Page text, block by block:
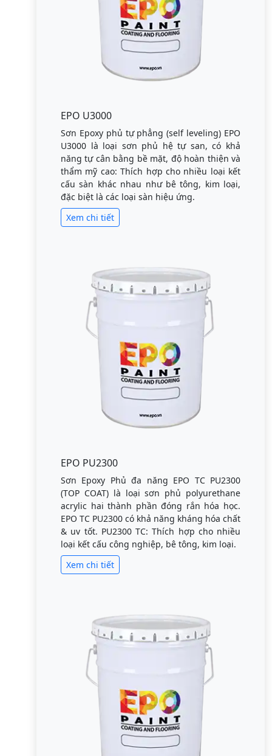
EPO U3000
Sơn Epoxy phủ tự phẳng (self leveling) EPO
U3000 là loại sơn phủ hệ tự san, có khả
năng tự cân bằng bề mặt, độ hoàn thiện và
thẩm mỹ cao: Thích hợp cho nhiều loại kết
cấu sàn khác nhau như bê tông, kim loại,
đặc biệt là các loại sàn hiệu ứng.
Xem chi tiết
EPO PU2300
Sơn Epoxy Phủ đa năng EPO TC PU2300
(TOP COAT) là loại sơn phủ polyurethane
acrylic hai thành phần đóng rắn hóa học.
EPO TC PU2300 có khả năng kháng hóa chất
& uv tốt. PU2300 TC: Thích hợp cho nhiều
loại kết cấu công nghiệp, bê tông, kim loại.
Xem chi tiết